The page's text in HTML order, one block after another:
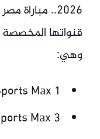
2026..
قنواتها
وهي:
Max 1
Max 3